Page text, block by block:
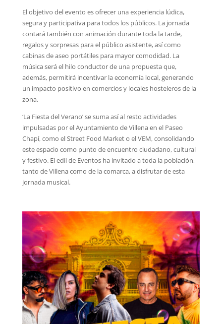
El objetivo del evento es ofrecer una experiencia lúdica,
segura y participativa para todos los públicos. La jornada
contará también con animación durante toda la tarde,
regalos y sorpresas para el público asistente, así como
cabinas de aseo portátiles para mayor comodidad. La
música será el hilo conductor de una propuesta que,
además, permitirá incentivar la economía local, generando
un impacto positivo en comercios y locales hosteleros de la
zona.
‘La Fiesta del Verano’ se suma así al resto actividades
impulsadas por el Ayuntamiento de Villena en el Paseo
Chapí, como el Street Food Market o el VEM, consolidando
este espacio como punto de encuentro ciudadano, cultural
y festivo. El edil de Eventos ha invitado a toda la población,
tanto de Villena como de la comarca, a disfrutar de esta
jornada musical.